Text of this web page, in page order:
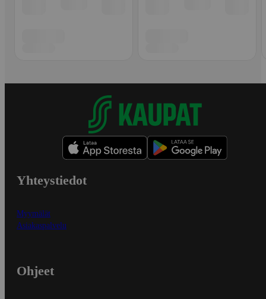
Yhteystiedot
Myymälät
Asiakaspalvelu
Ohjeet